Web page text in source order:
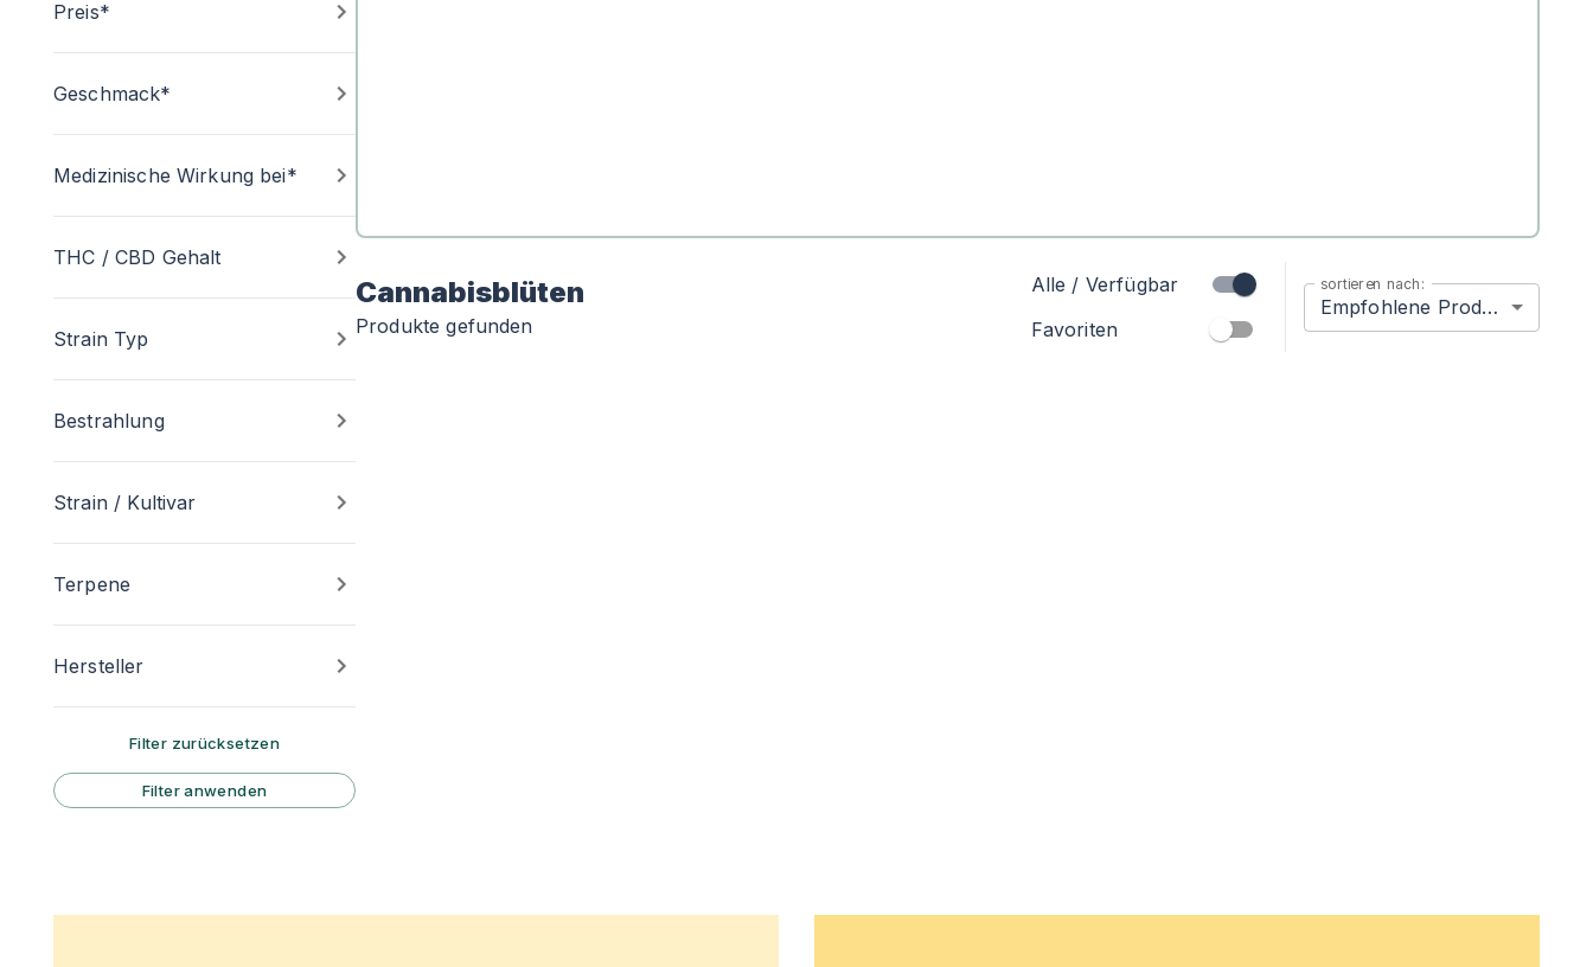
Preis*
Geschmack*
Medizinische Wirkung bei*
THC / CBD Gehalt
Strain Typ
Bestrahlung
Strain / Kultivar
Terpene
Hersteller
Filter zurücksetzen
Filter anwenden
Cannabisblüten
Produkte gefunden
Alle / Verfügbar
Favoriten
sortieren nach:
Empfohlene Produkte